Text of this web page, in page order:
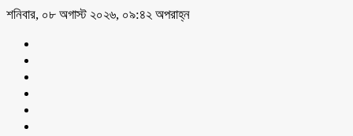
শনিবার, ০৮ অগাস্ট ২০২৬, ০৯:৪২ অপরাহ্ন